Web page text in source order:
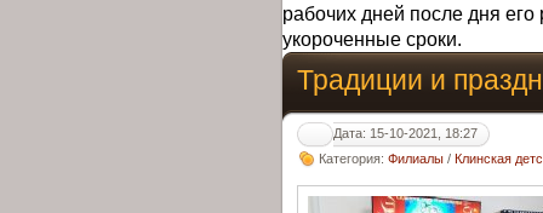
рабочих дней после дня
укороченные сроки.
Традиции и
Дата: 15-10-2021, 18:27
Категория: Филиалы / Клинская